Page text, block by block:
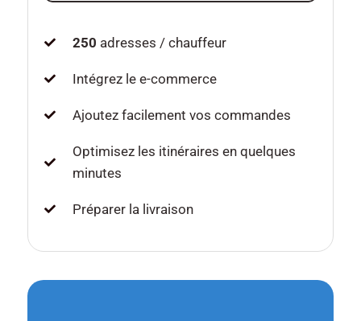
250 adresses / chauffeur
Intégrez le e-commerce
Ajoutez facilement vos commandes
Optimisez les itinéraires en quelques
minutes
Préparer la livraison